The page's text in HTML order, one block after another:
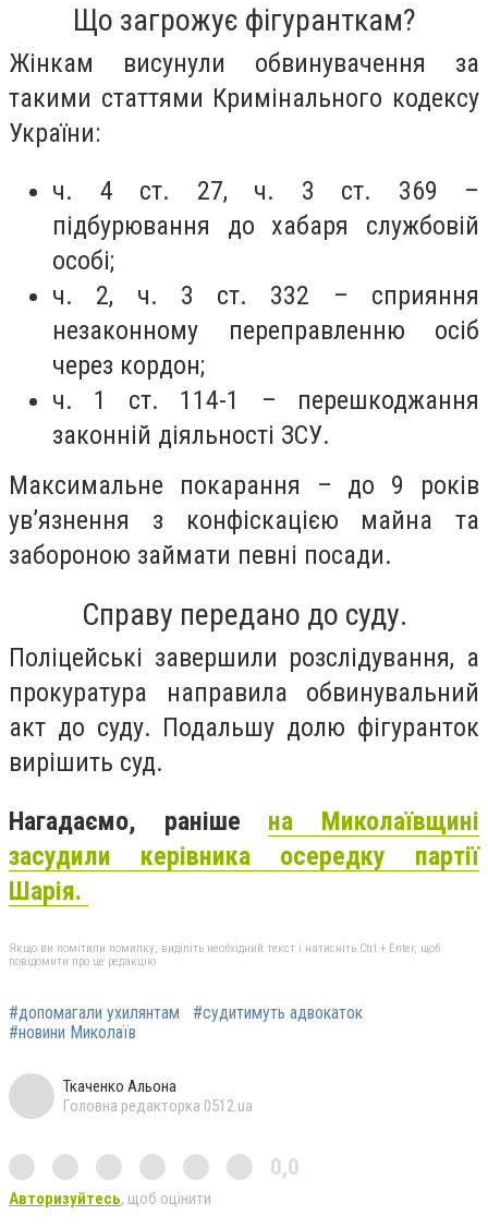
Що загрожує фігуранткам?
Жінкам висунули обвинувачення за
такими статтями Кримінального кодексу
України:
ч. 4 ст. 27, ч. 3 ст. 369 –
підбурювання до хабаря службовій
особі;
ч. 2, ч. 3 ст. 332 – сприяння
незаконному переправленню осіб
через кордон;
ч. 1 ст. 114-1 – перешкоджання
законній діяльності ЗСУ.
Максимальне покарання – до 9 років
ув’язнення з конфіскацією майна та
забороною займати певні посади.
Справу передано до суду.
Поліцейські завершили розслідування, а
прокуратура направила обвинувальний
акт до суду. Подальшу долю фігуранток
вирішить суд.
Нагадаємо, раніше на Миколаївщині
засудили керівника осередку партії
Шарія.
Якщо ви помітили помилку, виділіть необхідний текст і натисніть Ctrl + Enter, щоб
повідомити про це редакцію
#допомагали ухилянтам
#судитимуть адвокаток
#новини Миколаїв
Ткаченко Альона
Головна редакторка 0512.ua
0,0
Авторизуйтесь, щоб оцінити